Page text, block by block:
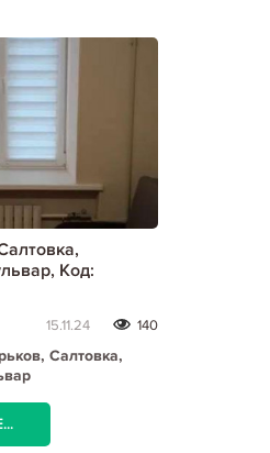
Код:
15.11.24 140
Салтовка,